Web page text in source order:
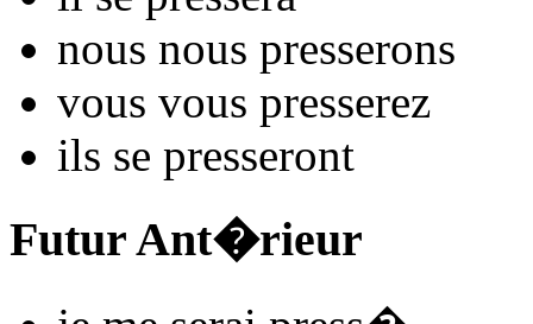
nous nous presserons
vous vous presserez
ils se presseront
Futur Ant�rieur